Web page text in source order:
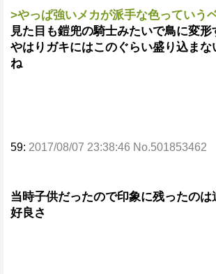
>やっぱ強いメカが派手な色っていう
見た目も鎧兜の騎士みたいで鳥に変形
やはりガキにはこのぐらい盛り込まな
ね
59: 2017/08/07 23:38:46 No.501853462
当時子供だったので印象に残ったの
好良さ